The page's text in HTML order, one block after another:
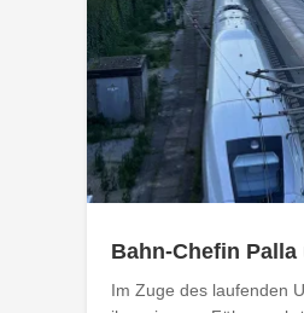
Bahn-Chefin
Im Zuge des laufenden